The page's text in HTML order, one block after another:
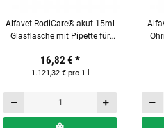
Alfavet RodiCare® akut 15ml
Glasflasche mit Pipette für
16,82 € *
1.121,32 € pro 1 l